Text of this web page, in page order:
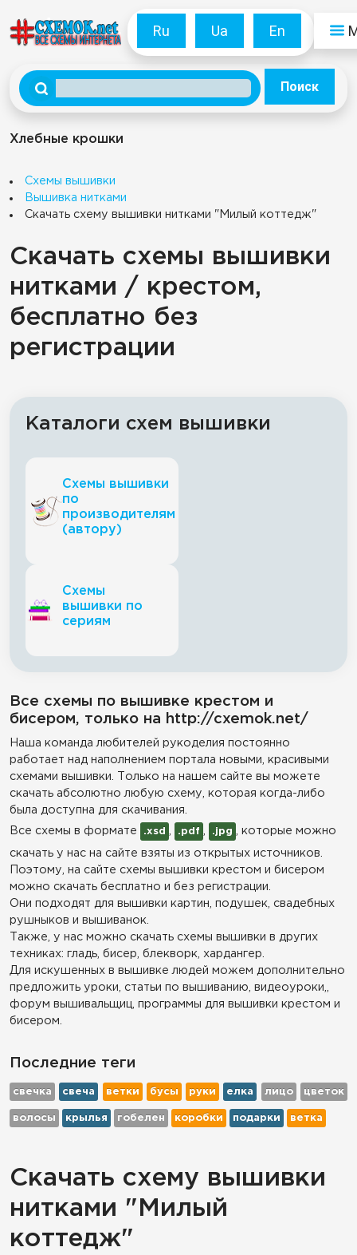
Ru Ua En
Поиск
Хлебные крошки
Схемы вышивки
Вышивка нитками
Скачать схему вышивки нитками "Милый коттедж"
Скачать схемы вышивки
нитками / крестом,
бесплатно без
регистрации
Каталоги схем вышивки
Схемы вышивки
по
производителям
(автору)
Схемы
вышивки по
сериям
Все схемы по вышивке крестом и
бисером, только на http://cxemok.net/
Наша команда любителей рукоделия постоянно
работает над наполнением портала новыми, красивыми
схемами вышивки. Только на нашем сайте вы можете
скачать абсолютно любую схему, которая когда-либо
была доступна для скачивания.
Все схемы в формате
.xsd .pdf .jpg , которые можно
скачать у нас на сайте взяты из открытых источников.
Поэтому, на сайте схемы вышивки крестом и бисером
можно скачать бесплатно и без регистрации.
Они подходят для вышивки картин, подушек, свадебных
рушныков и вышиванок.
Также, у нас можно скачать схемы вышивки в других
техниках: гладь, бисер, блекворк, хардангер.
Для искушенных в вышивке людей можем дополнительно
предложить уроки, статьи по вышиванию, видеоуроки,,
форум вышивальщиц, программы для вышивки крестом и
бисером.
Последние теги
свечка свеча ветки бусы руки елка лицо цветок
волосы крылья гобелен коробки подарки ветка
Скачать схему вышивки
нитками "Милый
коттедж"